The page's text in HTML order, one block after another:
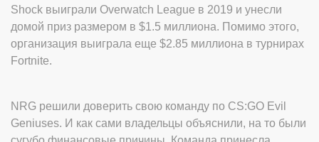
Shock выиграли Overwatch League в 2019 и унесли
домой приз размером в $1.5 миллиона. Помимо этого,
организация выиграла еще $2.85 миллиона в турнирах
Fortnite.
NRG решили доверить свою команду по CS:GO Evil
Geniuses. И как сами владельцы объяснили, на то были